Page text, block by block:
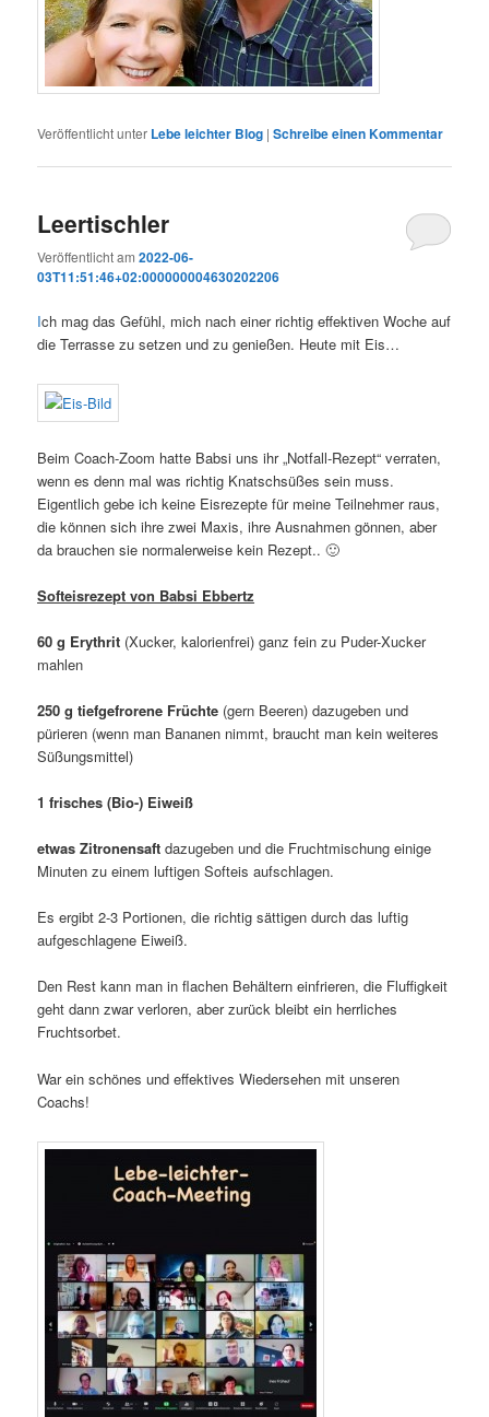
Veröffentlicht unter Lebe leichter Blog |Schreibe einen Kommentar
Leertischler
Veröffentlicht am2022-06-
03T11:51:46+02:000000004630202206
Ich mag das Gefühl, mich nach einer richtig effektiven Woche auf
die Terrasse zu setzen und zu genießen. Heute mit Eis…
Beim Coach-Zoom hatte Babsi uns ihr „Notfall-Rezept“ verraten,
wenn es denn mal was richtig Knatschsüßes sein muss.
Eigentlich gebe ich keine Eisrezepte für meine Teilnehmer raus,
die können sich ihre zwei Maxis, ihre Ausnahmen gönnen, aber
da brauchen sie normalerweise kein Rezept.. 🙂
Softeisrezept von Babsi Ebbertz
60 g Erythrit (Xucker, kalorienfrei) ganz fein zu Puder-Xucker
mahlen
250 g tiefgefrorene Früchte (gern Beeren) dazugeben und
pürieren (wenn man Bananen nimmt, braucht man kein weiteres
Süßungsmittel)
1 frisches (Bio-) Eiweiß
etwas Zitronensaft dazugeben und die Fruchtmischung einige
Minuten zu einem luftigen Softeis aufschlagen.
Es ergibt 2-3 Portionen, die richtig sättigen durch das luftig
aufgeschlagene Eiweiß.
Den Rest kann man in flachen Behältern einfrieren, die Fluffigkeit
geht dann zwar verloren, aber zurück bleibt ein herrliches
Fruchtsorbet.
War ein schönes und effektives Wiedersehen mit unseren
Coachs!